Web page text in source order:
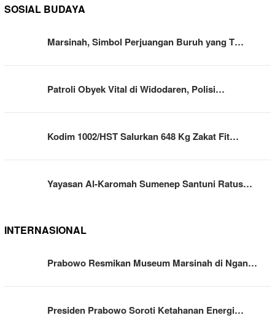
SOSIAL BUDAYA
Marsinah, Simbol Perjuangan Buruh yang T…
Patroli Obyek Vital di Widodaren, Polisi…
Kodim 1002/HST Salurkan 648 Kg Zakat Fit…
Yayasan Al-Karomah Sumenep Santuni Ratus…
INTERNASIONAL
Prabowo Resmikan Museum Marsinah di Ngan…
Presiden Prabowo Soroti Ketahanan Energi…